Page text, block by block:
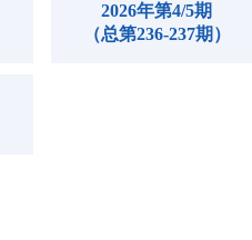
2026年第4/5期
（总第236-237期）